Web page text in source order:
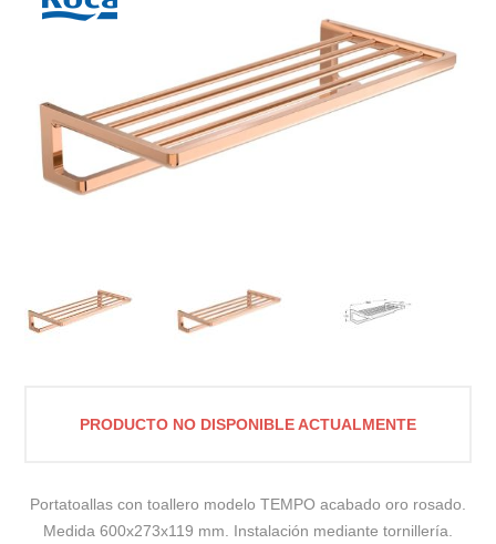
PRODUCTO NO DISPONIBLE ACTUALMENTE
Portatoallas con toallero modelo TEMPO acabado oro rosado.
Medida 600x273x119 mm. Instalación mediante tornillería.